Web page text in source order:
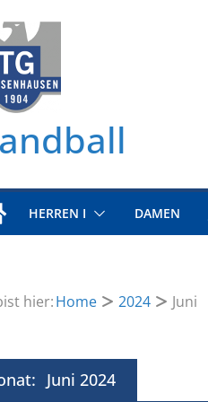
HERREN I DAMEN
hier:Home 2024 Juni
Juni 2024